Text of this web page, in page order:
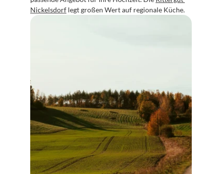
Nickelsdorf legt großen Wert auf regionale Küche.